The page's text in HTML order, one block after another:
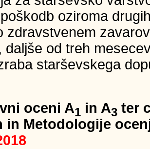
oziroma
zdravstvenem
daljše od treh
starševskega
oceni A1 in A3 ter
in Metodologije